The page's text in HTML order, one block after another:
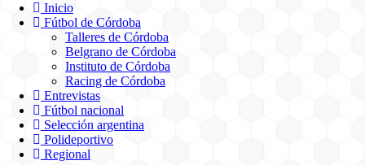
Inicio
Fútbol de Córdoba
Talleres de Córdoba
Belgrano de Córdoba
Instituto de Córdoba
Racing de Córdoba
Entrevistas
Fútbol nacional
Selección argentina
Polideportivo
Regional